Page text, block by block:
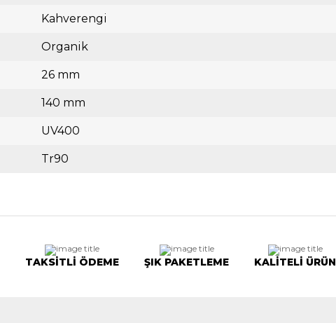
Kahverengi
Organik
26 mm
140 mm
UV400
Tr90
TAKSİTLİ ÖDEME ŞIK PAKETLEME KALİTELİ ÜRÜN